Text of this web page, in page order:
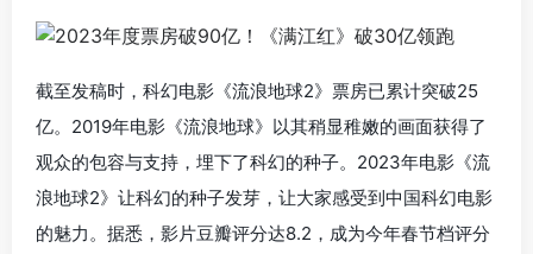
截至发稿时，科幻电影《流浪地球2》票房已累计突破25
亿。2019年电影《流浪地球》以其稍显稚嫩的画面获得了
观众的包容与支持，埋下了科幻的种子。2023年电影《流
浪地球2》让科幻的种子发芽，让大家感受到中国科幻电影
的魅力。据悉，影片豆瓣评分达8.2，成为今年春节档评分